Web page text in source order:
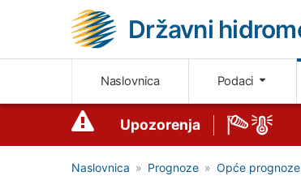
Državni
Naslovnica Podaci
Upozorenja
Naslovnica Prognoze Opće prognoze